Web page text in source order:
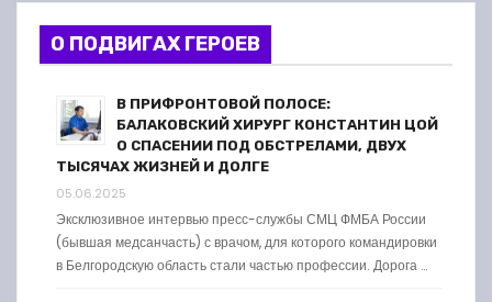
О ПОДВИГАХ ГЕРОЕВ
В ПРИФРОНТОВОЙ ПОЛОСЕ:
БАЛАКОВСКИЙ ХИРУРГ КОНСТАНТИН ЦОЙ
О СПАСЕНИИ ПОД ОБСТРЕЛАМИ, ДВУХ
ТЫСЯЧАХ ЖИЗНЕЙ И ДОЛГЕ
05.06.2025
Эксклюзивное интервью пресс-службы СМЦ ФМБА России
(бывшая медсанчасть) с врачом, для которого командировки
в Белгородскую область стали частью профессии. Дорога …